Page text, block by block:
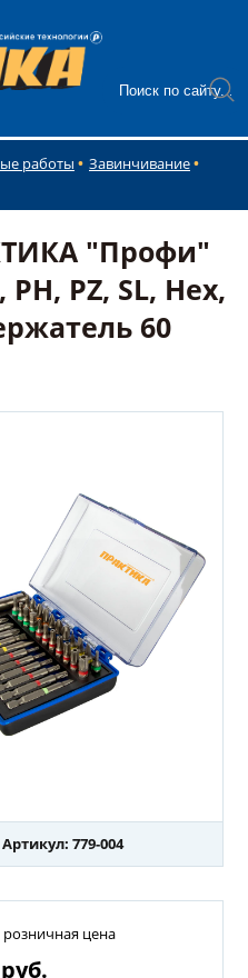
работы
Завинчивание
"Профи"
PZ, SL, Hex,
60
Артикул: 779-004
цена
руб.